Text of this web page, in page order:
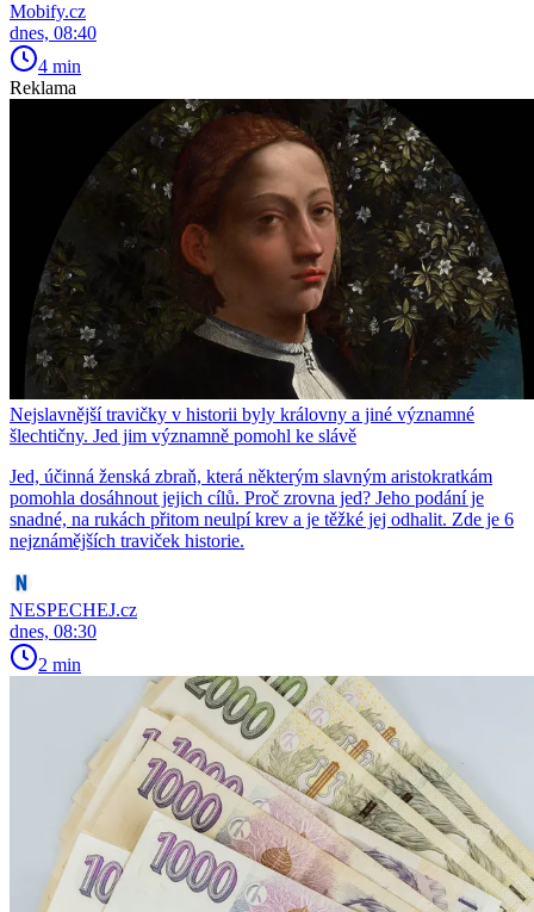
Mobify.cz
dnes, 08:40
4 min
Reklama
Nejslavnější travičky v historii byly královny a jiné významné
šlechtičny. Jed jim významně pomohl ke slávě
Jed, účinná ženská zbraň, která některým slavným aristokratkám
pomohla dosáhnout jejich cílů. Proč zrovna jed? Jeho podání je
snadné, na rukách přitom neulpí krev a je těžké jej odhalit. Zde je 6
nejznámějších traviček historie.
NESPECHEJ.cz
dnes, 08:30
2 min